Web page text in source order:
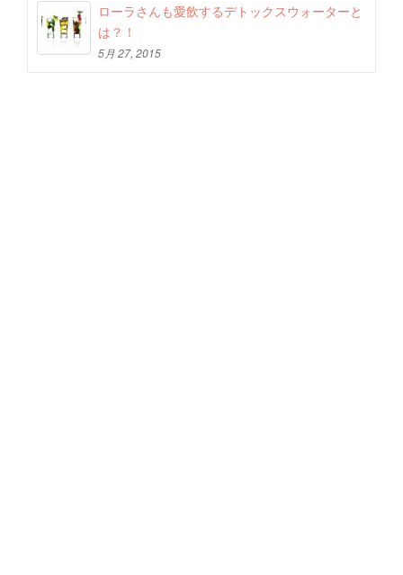
ローラさんも愛飲するデトックスウォーターと
は？！
5月 27, 2015